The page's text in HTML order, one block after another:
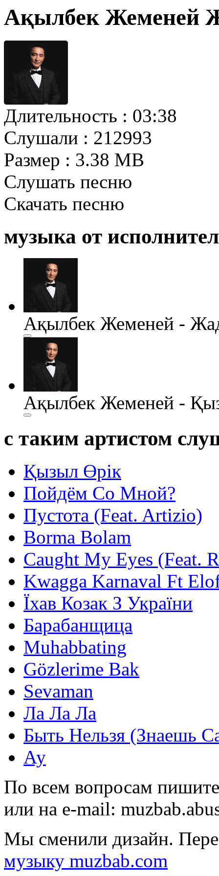
Ақылбек Жеменей
Длительность : 03:38
Слушали : 212993
Размер : 3.38 MB
Слушать песню
Скачать песню
музыка от
Ақылбек Жеменей -
Ақылбек Жеменей -
с таким артистом
Қызыл Өрiк
Пойдём Со Мной?
Пустота (Feat. Artizio)
Borma Bolam
Caught My Eyes (Feat.
Kwagga Karnaval Ft
Їхав Козак З України
Барабанщица
Muhabbating
Gözlerime Bak
Sevaman
Ла Ла Ла
Быть Нельзя (Знаешь
Ау
По всем вопросам
или на e-mail:
Мы сменили дизайн.
музыку muzbab.com